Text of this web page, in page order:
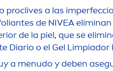
a las
de NIVEAeliminan
de la piel, que se
Diario o el Gel
a menudo y deben